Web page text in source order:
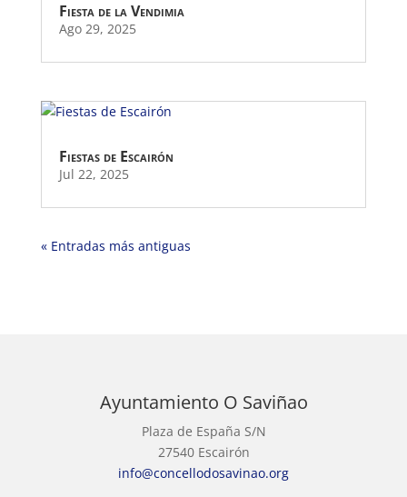
Fiesta de la Vendimia
Ago 29, 2025
Fiestas de Escairón
Jul 22, 2025
« Entradas más antiguas
Ayuntamiento O Saviñao
Plaza de España S/N
27540 Escairón
info@concellodosavinao.org